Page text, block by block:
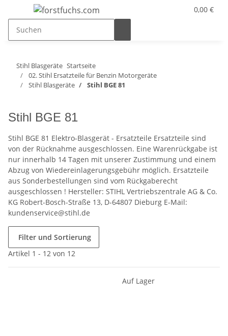
0,00 €
Stihl Blasgeräte Startseite
02. Stihl Ersatzteile für Benzin Motorgeräte
Stihl Blasgeräte
Stihl BGE 81
Stihl BGE 81
Stihl BGE 81 Elektro-Blasgerät - Ersatzteile Ersatzteile sind
von der Rücknahme ausgeschlossen. Eine Warenrückgabe ist
nur innerhalb 14 Tagen mit unserer Zustimmung und einem
Abzug von Wiedereinlagerungsgebühr möglich. Ersatzteile
aus Sonderbestellungen sind vom Rückgaberecht
ausgeschlossen ! Hersteller: STIHL Vertriebszentrale AG & Co.
KG Robert-Bosch-Straße 13, D-64807 Dieburg E-Mail:
kundenservice@stihl.de
Filter und Sortierung
Artikel 1 - 12 von 12
Auf Lager